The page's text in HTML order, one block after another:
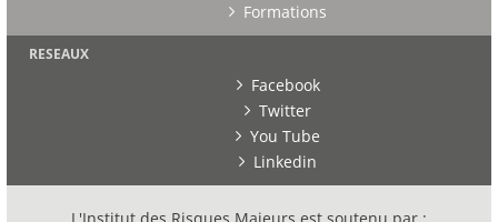
Formations
RESEAUX
Facebook
Twitter
You Tube
Linkedin